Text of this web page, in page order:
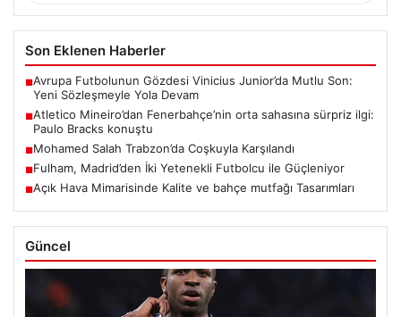
Son Eklenen Haberler
■Avrupa Futbolunun Gözdesi Vinicius Junior’da Mutlu Son:
Yeni Sözleşmeyle Yola Devam
■Atletico Mineiro’dan Fenerbahçe’nin orta sahasına sürpriz ilgi:
Paulo Bracks konuştu
■Mohamed Salah Trabzon’da Coşkuyla Karşılandı
■Fulham, Madrid’den İki Yetenekli Futbolcu ile Güçleniyor
■Açık Hava Mimarisinde Kalite ve bahçe mutfağı Tasarımları
Güncel